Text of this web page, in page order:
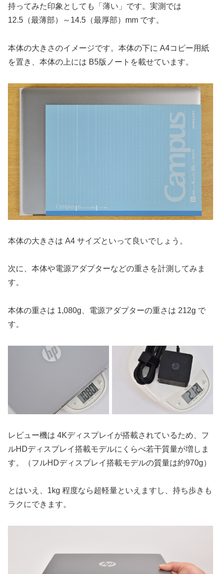
持ってみた印象としても「薄い」です。実測では
12.5（最薄部）～14.5（最厚部）mm です。
本体の大きさのイメージです。本体の下に A4コピー用紙
を置き、本体の上には B5版ノートを載せています。
本体の大きさは A4 サイズといって良いでしょう。
次に、本体や電源アダプターなどの重さを計測してみま
す。
本体の重さは 1,080g、電源アダプターの重さは 212g で
す。
レビュー機は 4Kディスプレイが搭載されているため、フ
ルHDディスプレイ搭載モデルにくらべ若干質量が増しま
す。（フルHDディスプレイ搭載モデルの質量は約970g）
とはいえ、1kg 程度なら超軽量といえますし、持ち歩きも
ラクにできます。